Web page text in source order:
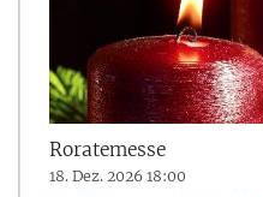
Roratemesse
18. Dez. 2026 18:00